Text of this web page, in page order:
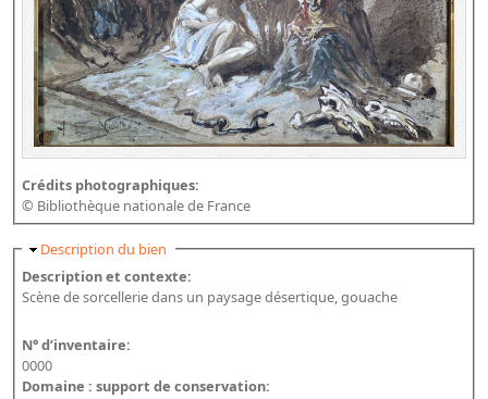
Crédits photographiques:
© Bibliothèque nationale de France
Masquer
Description du bien
Description et contexte:
Scène de sorcellerie dans un paysage désertique, gouache
N° d’inventaire:
0000
Domaine : support de conservation: